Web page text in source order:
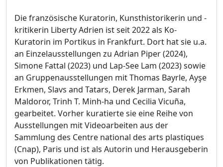
Die französische Kuratorin, Kunsthistorikerin und -
kritikerin Liberty Adrien ist seit 2022 als Ko-
Kuratorin im Portikus in Frankfurt. Dort hat sie u.a.
an Einzelausstellungen zu Adrian Piper (2024),
Simone Fattal (2023) und Lap-See Lam (2023) sowie
an Gruppenausstellungen mit Thomas Bayrle, Ayşe
Erkmen, Slavs and Tatars, Derek Jarman, Sarah
Maldoror, Trinh T. Minh-ha und Cecilia Vicuña,
gearbeitet. Vorher kuratierte sie eine Reihe von
Ausstellungen mit Videoarbeiten aus der
Sammlung des Centre national des arts plastiques
(Cnap), Paris und ist als Autorin und Herausgeberin
von Publikationen tätig.